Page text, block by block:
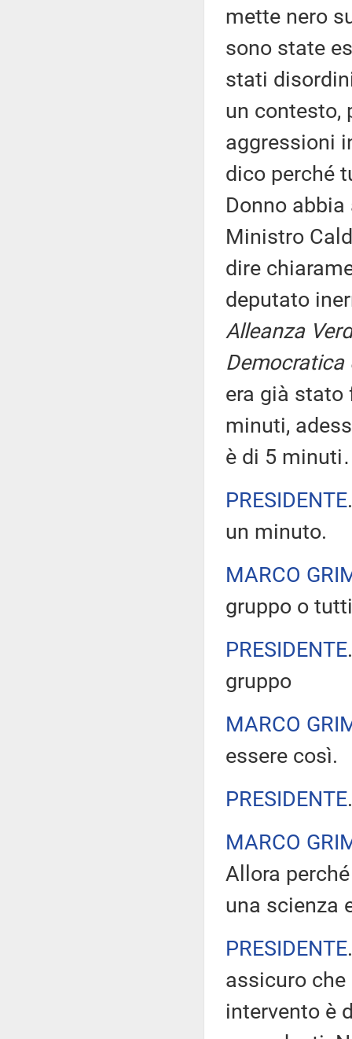
mette nero
sono state
stati
un contesto,
aggressioni
dico perché
Donno
Ministro
dire
deputato
Alleanza
Democratica
era già
minuti,
è di 5
PRESIDENTE
un minuto.
MARCO
gruppo o
PRESIDENTE
gruppo
MARCO
essere così.
PRESIDENTE
MARCO
Allora
una scienza
PRESIDENTE
assicuro
intervento è